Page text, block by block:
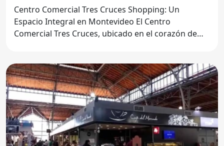
Centro Comercial Tres Cruces Shopping: Un
Espacio Integral en Montevideo El Centro
Comercial Tres Cruces, ubicado en el corazón de